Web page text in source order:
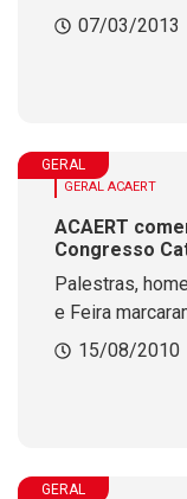
Pedro Peiter. A
07/03/2013
GERAL
GERAL ACAERT
ACAERT
Congresso
Palestras,
e Feira
Confira o
15/08/2010
GERAL